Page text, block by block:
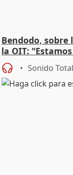
Bendodo, sobre
la OIT:
Sonido